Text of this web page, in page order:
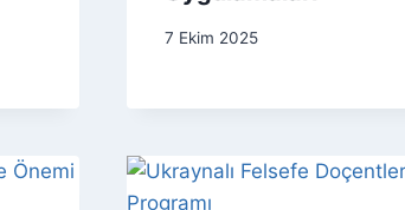
7 Ekim 2025